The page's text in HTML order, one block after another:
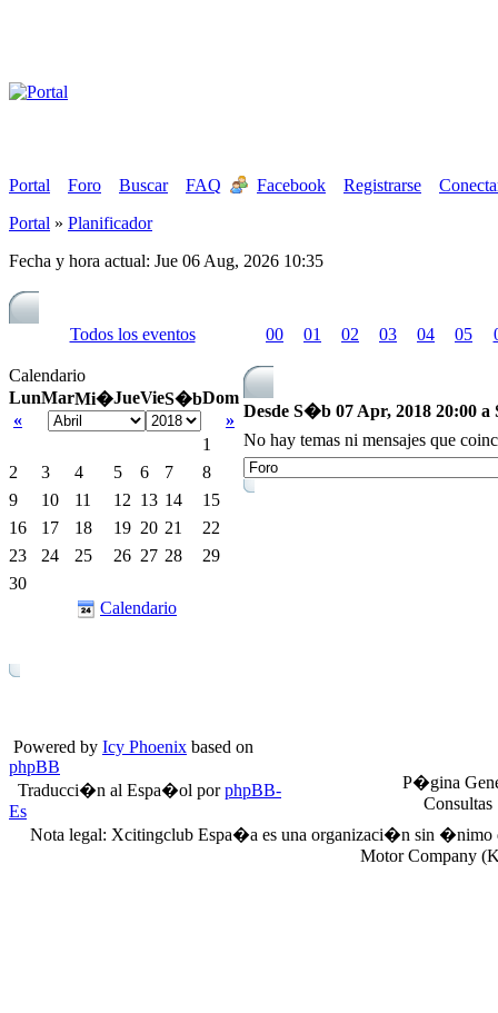
Portal Foro Buscar FAQ Facebook Registrarse
Portal » Planificador
Fecha y hora actual: Jue 06 Aug, 2026 10:35
Todos los eventos 00 01 02 03 04 05
Calendario
LunMarMi�JueVieS�bDom
«
»
1
2
3 4 5 6 7
8
9
10 11 12 13 14
15
16
17 18 19 20 21
22
23
24 25 26 27 28
29
30
Calendario
Desde S�b 07 Apr, 2018 20:00
No hay temas ni mensajes que
Powered by Icy Phoenix based on
phpBB
Traducci�n al Espa�ol porphpBB-
Es
P�gina
Nota legal: Xcitingclub Espa�a es una organizaci�n sin �nimo
Motor Company